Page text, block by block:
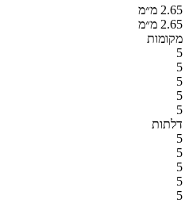
2.65 מ״מ
2.65 מ״מ
מקומות
5
5
5
5
5
דלתות
5
5
5
5
5